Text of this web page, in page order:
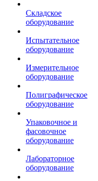
Складское
оборудование
Испытательное
оборудование
Измерительное
оборудование
Полиграфическое
оборудование
Упаковочное и
фасовочное
оборудование
Лабораторное
оборудование